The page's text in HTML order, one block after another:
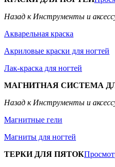
Назад к Инструменты и
Акварельная краска
Акриловые краски для ногтей
Лак-краска для ногтей
МАГНИТНАЯ СИСТЕМА
Назад к Инструменты и
Магнитные гели
Магниты для ногтей
ТЕРКИ ДЛЯ ПЯТОК